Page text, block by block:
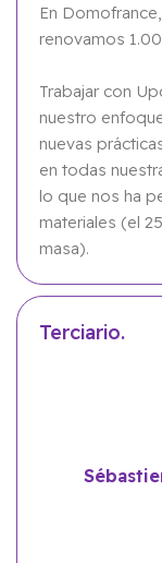
En
renovamos
Trabajar con
nuestro
nuevas
en todas
lo que nos ha
materiales (el
masa).
Terciario.